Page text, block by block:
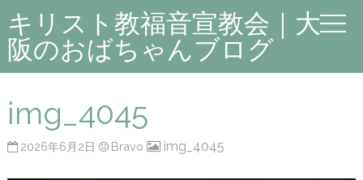
キリスト教福音宣教会｜大
阪のおばちゃんブログ
img_4045
2026年6月2日 Bravo img_4045